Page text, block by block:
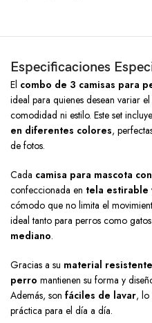
Especificaciones
El combo de 3 camisas para
ideal para quienes desean variar
comodidad ni estilo. Este set incluye
en diferentes colores,
de fotos.
Cada camisa para mascota
confeccionada en tela estirable
cómodo que no limita el
ideal tanto para perros como
mediano.
Gracias a su material resistente
perro mantienen su forma y
Además, son fáciles de lavar, lo
práctica para el día a día.